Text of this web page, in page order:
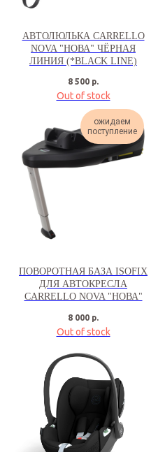
АВТОЛЮЛЬКА CARRELLO
NOVA "НОВА" ЧЁРНАЯ
ЛИНИЯ (*BLACK LINE)
8 500 р.
Out of stock
ожидаем
поступление
ПОВОРОТНАЯ БАЗА ISOFIX
ДЛЯ АВТОКРЕСЛА
CARRELLO NOVA "НОВА"
8 000 р.
Out of stock